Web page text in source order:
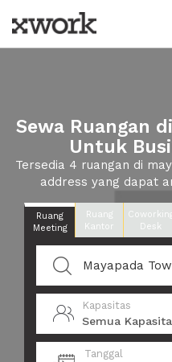
Sewa Ruangan
Untuk
Tersedia 4 ruangan di
address yang dapat
Ruang
Meeting
Ruang
Kantor
Desk
Kapasitas
Semua
Tanggal